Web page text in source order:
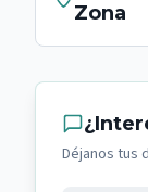
Zona
Déjanos tus